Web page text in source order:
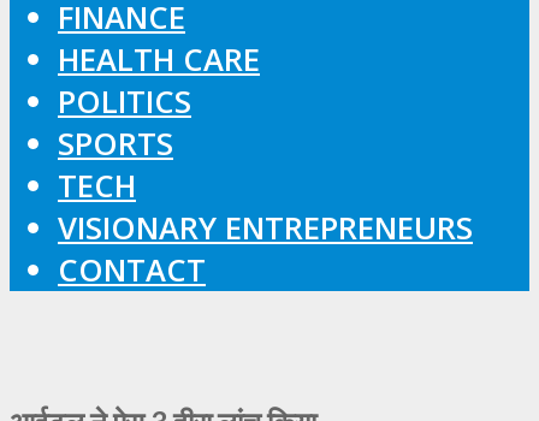
FINANCE
HEALTH CARE
POLITICS
SPORTS
TECH
VISIONARY ENTREPRENEURS
CONTACT